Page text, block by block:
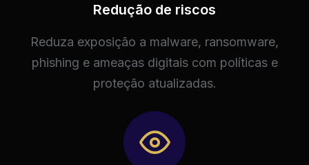
Redução de riscos
Reduza exposição a malware, ransomware,
phishing e ameaças digitais com políticas e
proteção atualizadas.